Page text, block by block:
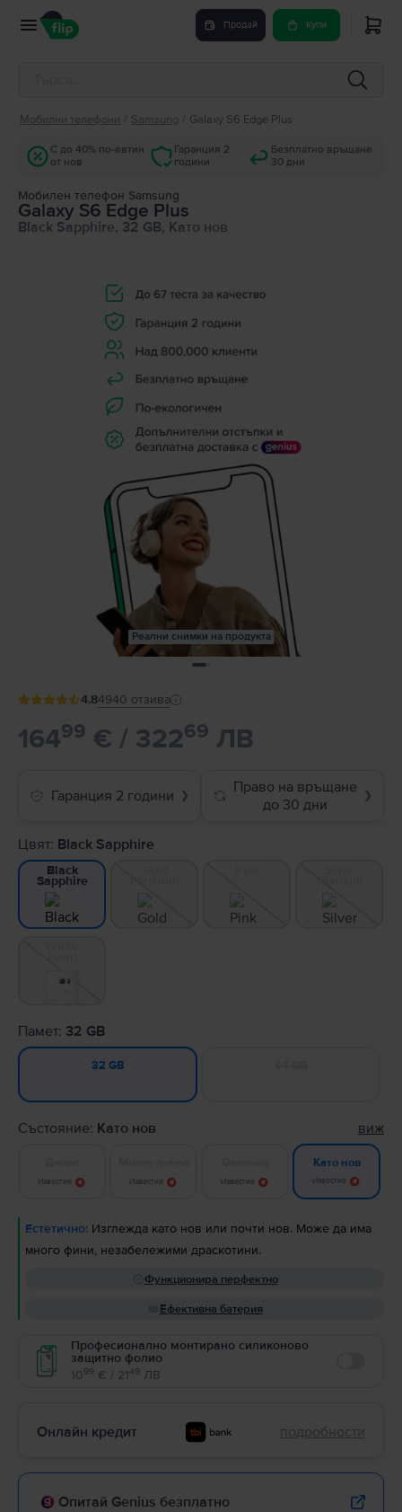
Продай Купи
Мобилни телефони Samsung Galaxy S6 Edge Plus
С до 40% по-евтин
от нов
Гаранция 2
години
Безплатно връщане
30 дни
Мобилен телефон Samsung
Galaxy S6 Edge Plus
Black Sapphire, 32 GB, Като нов
Реални снимки на продукта
4.84940 отзива
16499 € / 32269 ЛВ
Гаранция 2 години ❯
Право на връщане
до 30 дни
❯
Цвят: Black Sapphire
Black
Sapphire
Памет: 32 GB
32 GB
Състояние: Като нов виж
Известие Известие Известие
Като нов
Известие
Естетично: Изглежда като нов или почти нов. Може да има
много фини, незабележими драскотини.
Функционира перфектно
Ефективна батерия
Професионално монтирано силиконово
защитно фолио
1099 € / 2149 ЛВ
Онлайн кредит подробности
Опитай Genius безплатно